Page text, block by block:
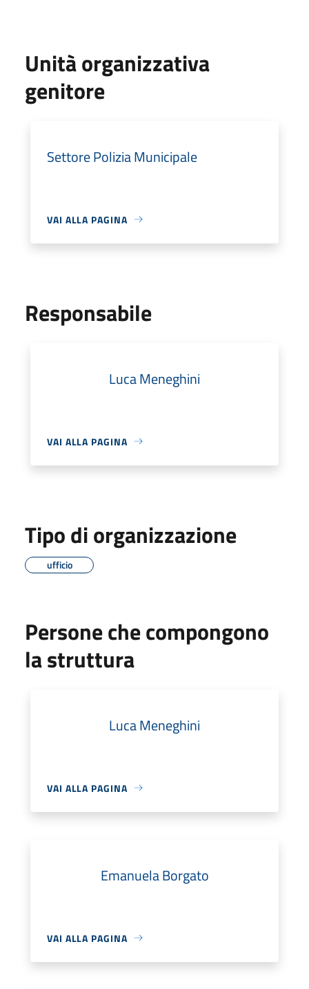
Unità organizzativa
genitore
Settore Polizia Municipale
VAI ALLA PAGINA
Responsabile
Luca Meneghini
VAI ALLA PAGINA
Tipo di organizzazione
ufficio
Persone che compongono
la struttura
Luca Meneghini
VAI ALLA PAGINA
Emanuela Borgato
VAI ALLA PAGINA